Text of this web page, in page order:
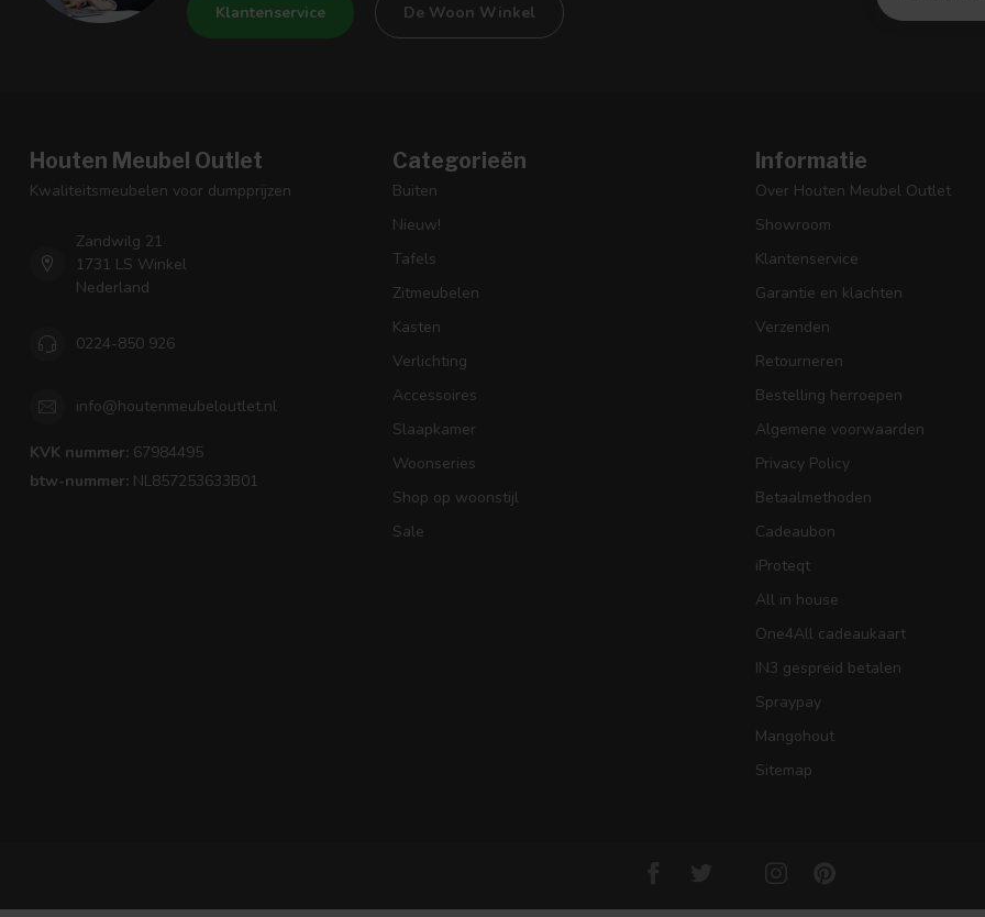
Klantenservice De Woon Winkel
Houten Meubel Outlet
Kwaliteitsmeubelen voor dumpprijzen
Zandwilg 21
1731 LS Winkel
Nederland
0224-850 926
info@houtenmeubeloutlet.nl
KVK nummer: 67984495
btw-nummer: NL857253633B01
Categorieën
Buiten
Nieuw!
Tafels
Zitmeubelen
Kasten
Verlichting
Accessoires
Slaapkamer
Woonseries
Shop op woonstijl
Sale
Informatie
Over Houten Meubel Outlet
Showroom
Klantenservice
Garantie en klachten
Verzenden
Retourneren
Bestelling herroepen
Algemene voorwaarden
Privacy Policy
Betaalmethoden
Cadeaubon
iProteqt
All in house
One4All cadeaukaart
IN3 gespreid betalen
Spraypay
Mangohout
Sitemap